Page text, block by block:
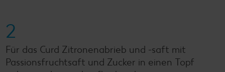
2
Für das Curd Zitronenabrieb und -saft mit
Passionsfruchtsaft und Zucker in einen Topf